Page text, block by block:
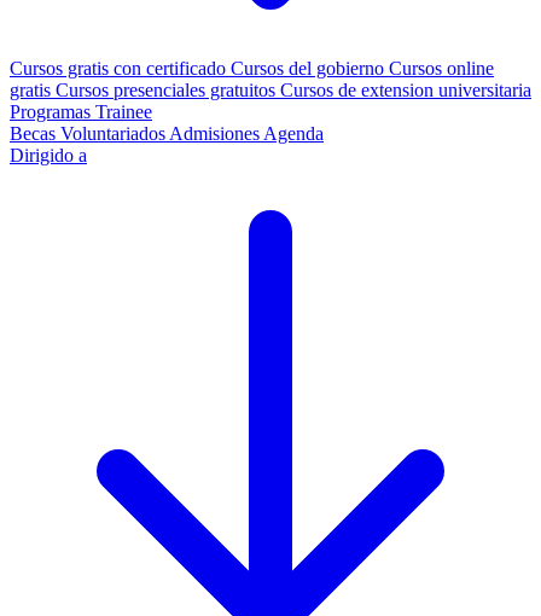
Cursos gratis con certificado Cursos del gobierno Cursos online
gratis Cursos presenciales gratuitos Cursos de extension universitaria
Programas Trainee
Becas Voluntariados Admisiones Agenda
Dirigido a